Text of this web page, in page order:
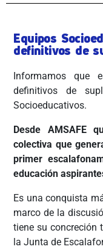
Equipos
definitivos de
Informamos que
definitivos de
Socioeducativos.
Desde AMSAFE
colectiva que
primer
educación
Es una conquista
marco de la
tiene su concreción
la Junta de